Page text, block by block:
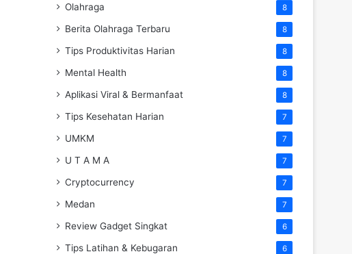
Olahraga 8
Berita Olahraga Terbaru 8
Tips Produktivitas Harian 8
Mental Health 8
Aplikasi Viral & Bermanfaat 8
Tips Kesehatan Harian 7
UMKM 7
U T A M A 7
Cryptocurrency 7
Medan 7
Review Gadget Singkat 6
Tips Latihan & Kebugaran 6